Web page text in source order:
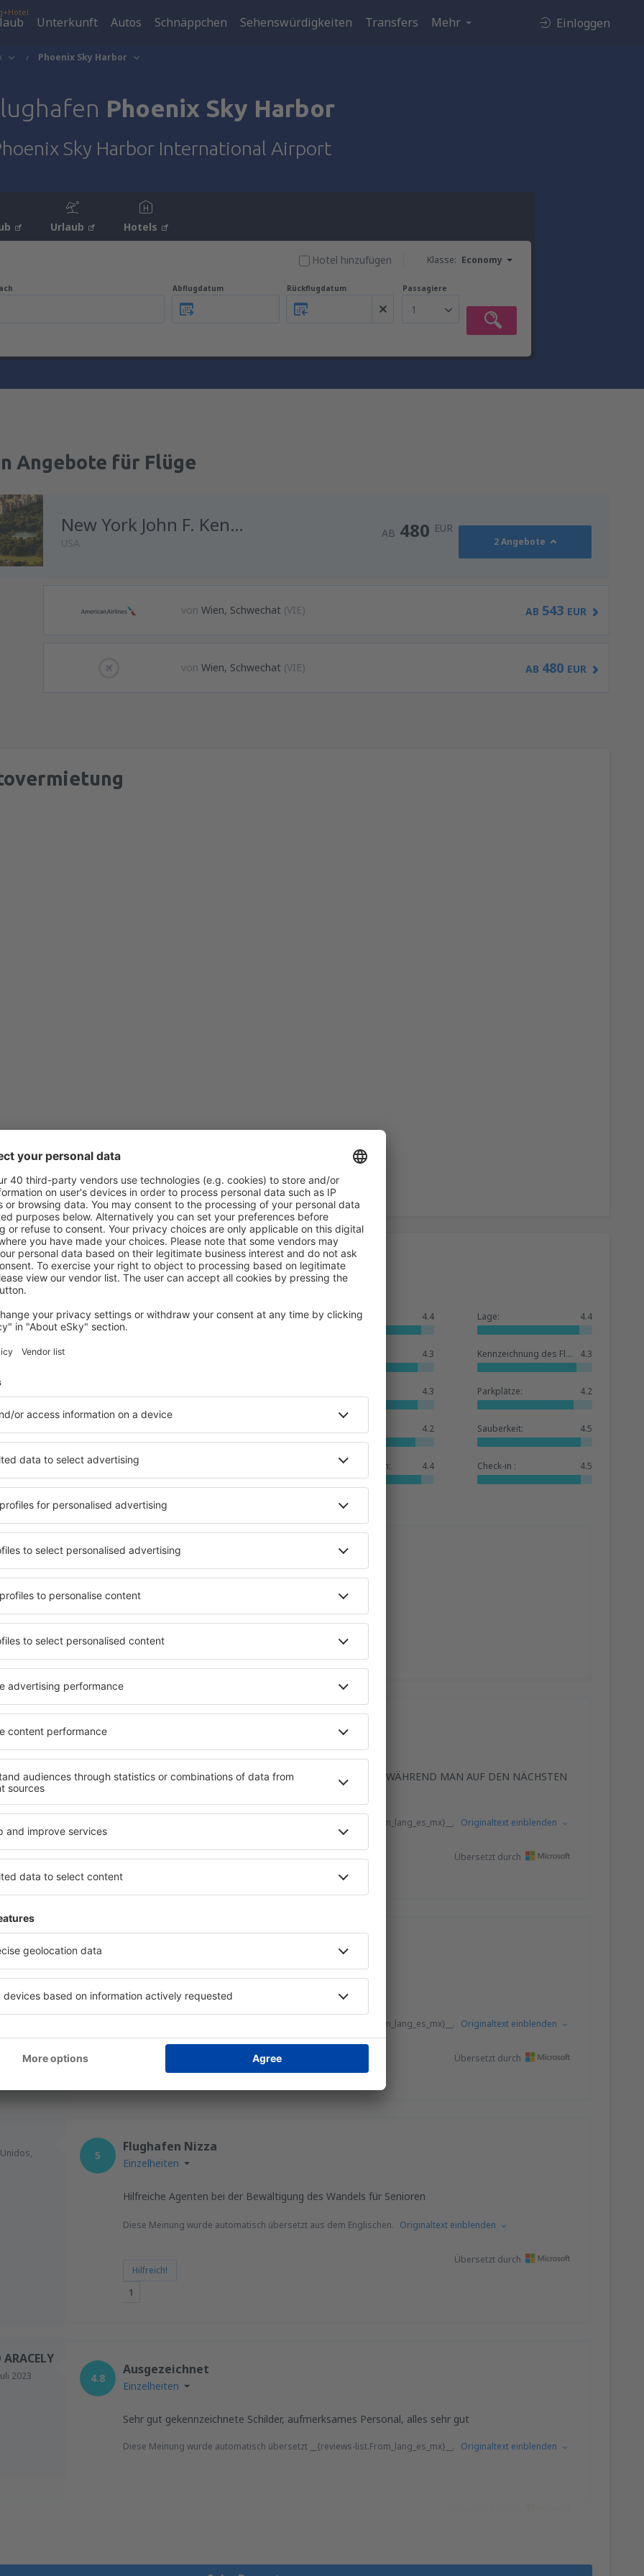
Unterkunft Autos Schnäppchen Sehenswürdigkeiten Transfers Mehr Einloggen
Phoenix Sky Harbor
Phoenix Sky Harbor
Sky Harbor International Airport
Urlaub Hotels
Klasse: Economy
Hotel hinzufügen
Abflugdatum Rückflugdatum Passagiere
1
Angebote für Flüge
New York John F. Kennedy
USA
AB 480 EUR
2 Angebote
vonWien, Schwechat (VIE) AB 543 EUR
vonWien, Schwechat (VIE) AB 480 EUR
Phoenix Sky Harbor
auf der Grundlage von
Allgemein: 4.4 Lage: 4.4
4.3 Kennzeichnung des Flughafens: 4.3
4.3 Parkplätze: 4.2
4.2 Sauberkeit: 4.5
Dienstleistungen: 4.4 Check-in : 4.5
Excellent
Einzelheiten
10
Hilfreich!
2025 5
ES GIBT PLATZ ZUM HERUMLAUFEN UND GENIESSEN, WÄHREND MAN AUF DEN NÄCHSTEN
Diese Meinung wurde automatisch übersetzt __{reviews-list.From_lang_es_mx}__. Originaltext einblenden
Übersetzt durch
2024 4.8
SEHR LEICHT ZU FINDEN
Diese Meinung wurde automatisch übersetzt __{reviews-list.From_lang_es_mx}__. Originaltext einblenden
Hilfreich!
Übersetzt durch
5
Flughafen Nizza
Einzelheiten
Hilfreiche Agenten bei der Bewältigung des Wandels für Senioren
Diese Meinung wurde automatisch übersetzt aus dem Englischen. Originaltext einblenden
Hilfreich!
1
Übersetzt durch
ARACELY
2023 4.8
Ausgezeichnet
Einzelheiten
Sehr gut gekennzeichnete Schilder, aufmerksames Personal, alles sehr gut
Diese Meinung wurde automatisch übersetzt __{reviews-list.From_lang_es_mx}__. Originaltext einblenden